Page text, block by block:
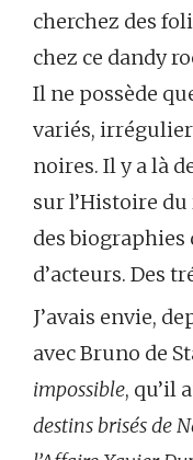
cherchez des
chez ce dandy
Il ne possède
variés,
noires. Il y a là
sur l’Histoire
des biographies
d’acteurs. Des
J’avais envie,
avec Bruno de
impossible, qu’il
destins brisés de